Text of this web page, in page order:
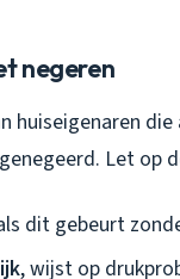
negeren
huiseigenaren
Let op
dit gebeurt
, wijst op